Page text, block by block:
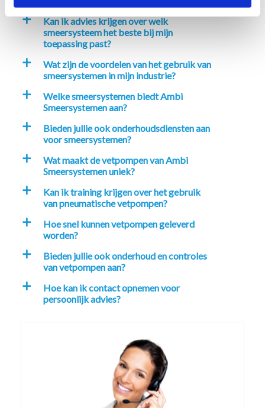
a
Kan ik advies krijgen over welk
smeersysteem het beste bij mijn
toepassing past?
a
Wat zijn de voordelen van het gebruik van
smeersystemen in mijn industrie?
a
Welke smeersystemen biedt Ambi
Smeersystemen aan?
a
Bieden jullie ook onderhoudsdiensten aan
voor smeersystemen?
a
Wat maakt de vetpompen van Ambi
Smeersystemen uniek?
a
Kan ik training krijgen over het gebruik
van pneumatische vetpompen?
a
Hoe snel kunnen vetpompen geleverd
worden?
a
Bieden jullie ook onderhoud en controles
van vetpompen aan?
a
Hoe kan ik contact opnemen voor
persoonlijk advies?